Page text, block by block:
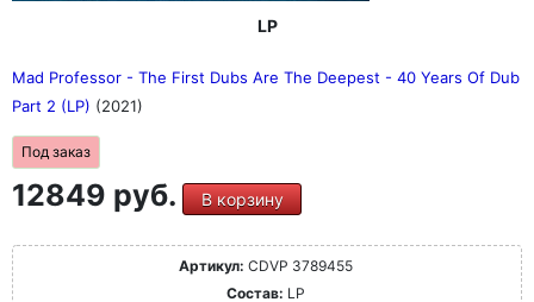
LP
Mad Professor - The First Dubs Are The Deepest - 40 Years Of Dub
Part 2 (LP) (2021)
Под заказ
12849 руб. В корзину
Артикул: CDVP 3789455
Состав: LP